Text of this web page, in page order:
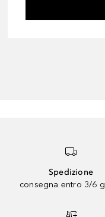
Spedizione
consegna entro 3/6